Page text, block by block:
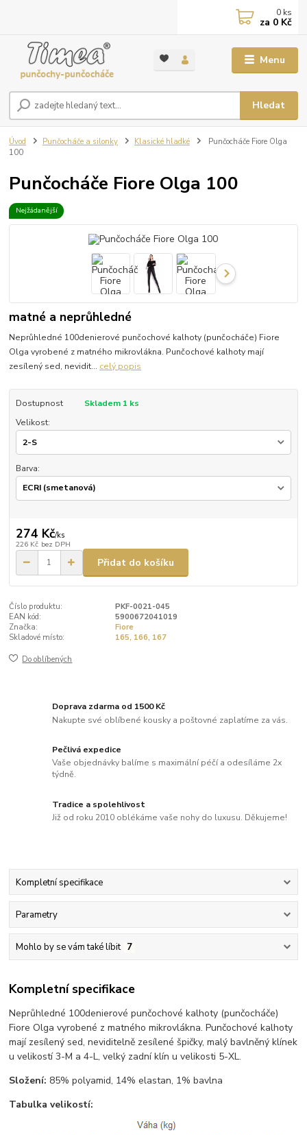
Menu
Hledat
0 ks
za 0 Kč
Úvod Punčocháče a silonky Klasické hladké
Punčocháče Fiore Olga
100
Punčocháče Fiore Olga 100
Nejžádanější
matné a neprůhledné
Neprůhledné 100denierové punčochové kalhoty (punčocháče) Fiore
Olga vyrobené z matného mikrovlákna. Punčochové kalhoty mají
zesílený sed, nevidit... celý popis
Dostupnost
Skladem 1 ks
Velikost:
Barva:
274 Kč/ks
226 Kč bez DPH
Přidat do košíku
Číslo produktu:
PKF-0021-045
EAN kód:
5900672041019
Značka:
Fiore
Skladové místo:
165, 166, 167
Do oblíbených
Doprava zdarma od 1500 Kč
Nakupte své oblíbené kousky a poštovné zaplatíme za vás.
Pečlivá expedice
Vaše objednávky balíme s maximální péčí a odesíláme 2x
týdně.
Tradice a spolehlivost
Již od roku 2010 oblékáme vaše nohy do luxusu. Děkujeme!
Kompletní specifikace
Parametry
Mohlo by se vám také líbit 7
Kompletní specifikace
Neprůhledné 100denierové punčochové kalhoty (punčocháče)
Fiore Olga vyrobené z matného mikrovlákna. Punčochové kalhoty
mají zesílený sed, neviditelně zesílené špičky, malý bavlněný klínek
u velikostí 3-M a 4-L, velký zadní klín u velikosti 5-XL.
Složení: 85% polyamid, 14% elastan, 1% bavlna
Tabulka velikostí: